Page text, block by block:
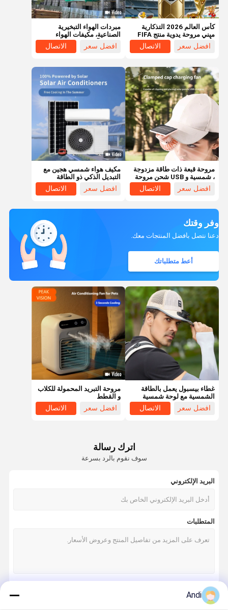
المنزل المنتجات حولنا
جولة في
مبردات الهواء التبخيرية
الصناعية، مكيفات الهواء
المائية، آلة تبريد المياه
الصناعية بسعر رخيص
افضل سعر الاتصال
كأس العالم 2026 التذكارية
ميني مروحة يدوية منتج FIFA
كأس العالم تذكار
افضل سعر الاتصال
مكيف هواء شمسي هجين مع
التبديل الذكي ذو الطاقة
المزدوجة ، والتحكم عن بعد بـ
WiFi Mobile APP
افضل سعر الاتصال
مروحة قبعة ذات طاقة مزدوجة
، شمسية و USB شحن مروحة
صغيرة قابلة للارتداء خفيفة
الوزن مروحة تبريد خالية من
افضل سعر الاتصال
وفر وقتك
دعنا نتصل بأفضل المنتجات معك.
أعط متطلباتك
غطاء بيسبول يعمل بالطاقة
الشمسية مع لوحة شمسية
مدمجة
افضل سعر الاتصال
مروحة التبريد المحمولة للكلاب
و القطط
افضل سعر الاتصال
اترك رسالة
سوف نقوم بالرد بسرعة
البريد الإلكتروني
المتطلبات
Andi